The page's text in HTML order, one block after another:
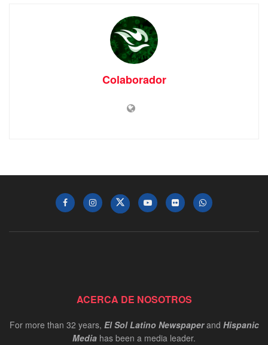
Colaborador
ACERCA DE NOSOTROS
For more than 32 years, El Sol Latino Newspaperand Hispanic
Media has been a media leader.